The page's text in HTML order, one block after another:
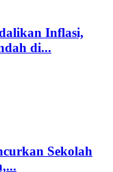
Inflasi,
di...
Sekolah